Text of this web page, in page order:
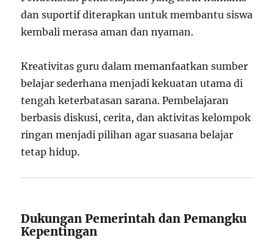
dan suportif diterapkan untuk membantu siswa
kembali merasa aman dan nyaman.
Kreativitas guru dalam memanfaatkan sumber
belajar sederhana menjadi kekuatan utama di
tengah keterbatasan sarana. Pembelajaran
berbasis diskusi, cerita, dan aktivitas kelompok
ringan menjadi pilihan agar suasana belajar
tetap hidup.
Dukungan Pemerintah dan Pemangku
Kepentingan